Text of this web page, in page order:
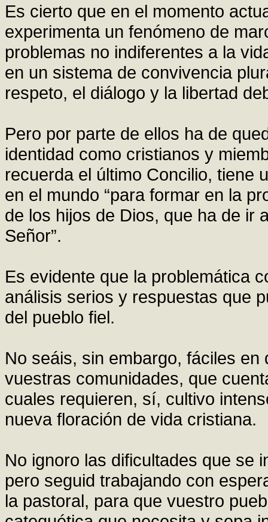
Es cierto que en el momento
experimenta un fenómeno de
problemas no indiferentes a la
en un sistema de convivencia
respeto, el diálogo y la libertad
Pero por parte de ellos ha de
identidad como cristianos y
recuerda el último Concilio, tiene
en el mundo “para formar en la
de los hijos de Dios, que ha de ir
Señor”.
Es evidente que la problemática
análisis serios y respuestas que
del pueblo fiel.
No seáis, sin embargo, fáciles
vuestras comunidades, que
cuales requieren, sí, cultivo
nueva floración de vida cristiana.
No ignoro las dificultades que se
pero seguid trabajando con
la pastoral, para que vuestro